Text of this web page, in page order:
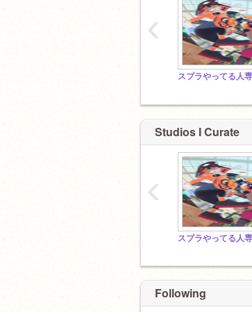
スプラやってる人
‹
Studios I Curate
スプラやってる人
‹
Following